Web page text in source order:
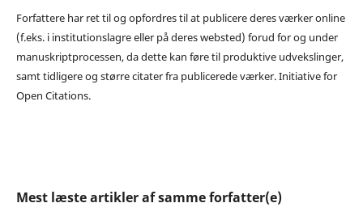
Forfattere har ret til og opfordres til at publicere deres værker online
(f.eks. i institutionslagre eller på deres websted) forud for og under
manuskriptprocessen, da dette kan føre til produktive udvekslinger,
samt tidligere og større citater fra publicerede værker. Initiative for
Open Citations.
Mest læste artikler af samme forfatter(e)